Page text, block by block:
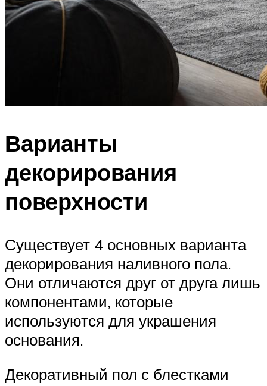
Варианты
декорирования
поверхности
Существует 4 основных варианта
декорирования наливного пола.
Они отличаются друг от друга лишь
компонентами, которые
используются для украшения
основания.
Декоративный пол с блестками